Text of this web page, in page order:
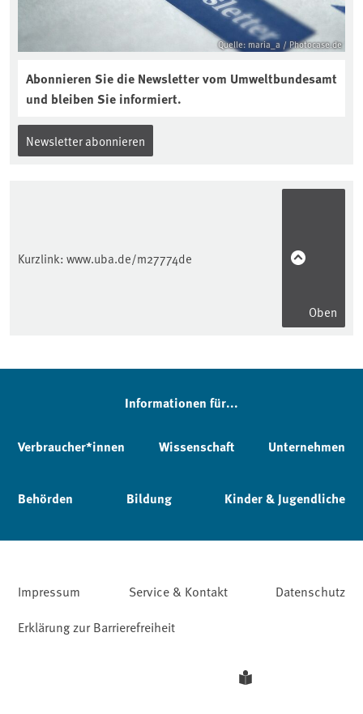
Quelle: maria_a / Photocase.de
Abonnieren Sie die Newsletter vom Umweltbundesamt
und bleiben Sie informiert.
Newsletter abonnieren
Kurzlink: www.uba.de/m27774de
Oben
Informationen für...
Verbraucher*innen Wissenschaft Unternehmen
Behörden Bildung Kinder & Jugendliche
Impressum Service & Kontakt
Datenschutz
Erklärung zur Barrierefreiheit